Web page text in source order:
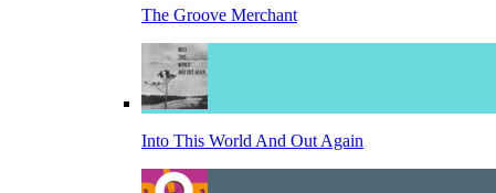
The Groove Merchant
Into This World And Out Again